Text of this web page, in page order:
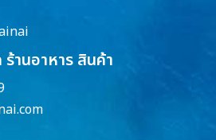
านอาหาร สินค้า